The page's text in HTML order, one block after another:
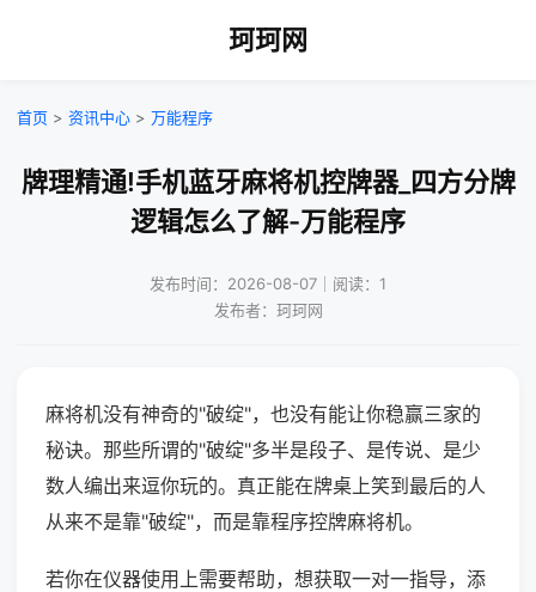
珂珂网
首页 > 资讯中心 > 万能程序
牌理精通!手机蓝牙麻将机控牌器_四方分牌
逻辑怎么了解-万能程序
发布时间：2026-08-07｜阅读：1
发布者：珂珂网
麻将机没有神奇的"破绽"，也没有能让你稳赢三家的
秘诀。那些所谓的"破绽"多半是段子、是传说、是少
数人编出来逗你玩的。真正能在牌桌上笑到最后的人
从来不是靠"破绽"，而是靠程序控牌麻将机。
若你在仪器使用上需要帮助，想获取一对一指导，添